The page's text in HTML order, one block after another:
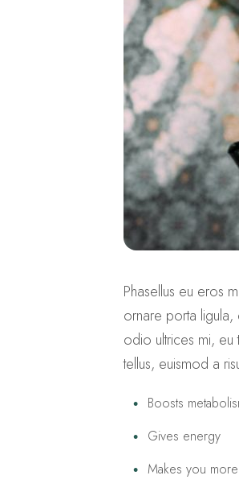
Phasellus eu eros
ornare porta ligula,
odio ultrices mi,
tellus, euismod a
Boosts
Gives energy
Makes you